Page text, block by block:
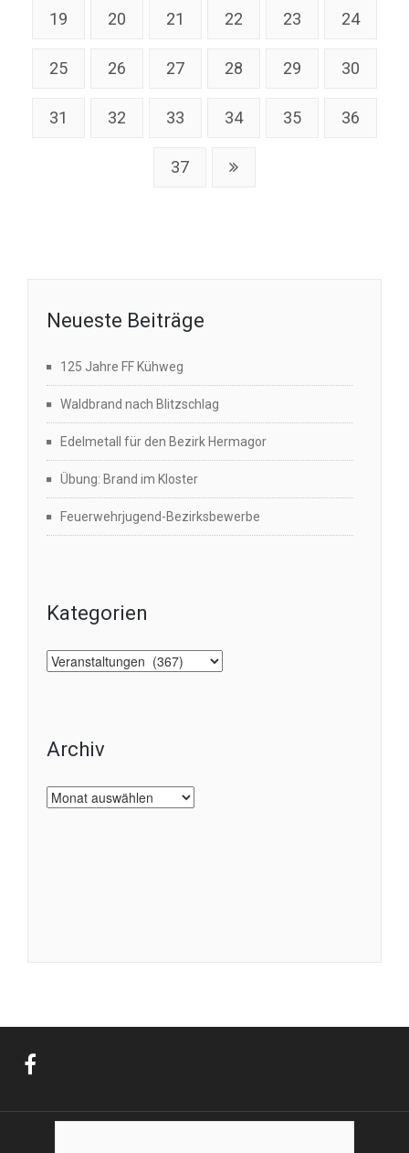
19 20 21 22 23 24
25 26 27 28 29 30
31 32 33 34 35 36
37
Neueste Beiträge
125 Jahre FF Kühweg
Waldbrand nach Blitzschlag
Edelmetall für den Bezirk Hermagor
Übung: Brand im Kloster
Feuerwehrjugend-Bezirksbewerbe
Kategorien
Kategorien
Archiv
Archiv